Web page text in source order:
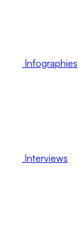
Infographies
Interviews